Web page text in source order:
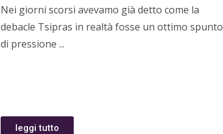
Nei giorni scorsi avevamo già detto come la
debacle Tsipras in realtà fosse un ottimo spunto
di pressione
leggi tutto